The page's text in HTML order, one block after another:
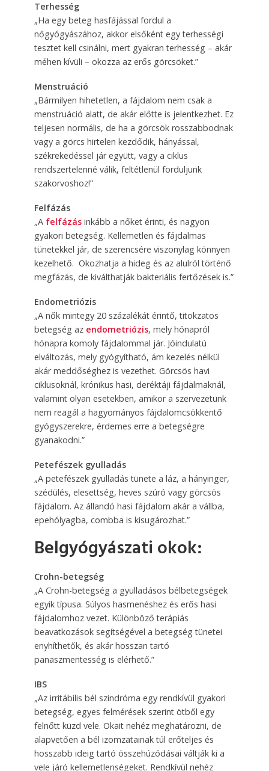
Terhesség
„Ha egy beteg hasfájással fordul a
nőgyógyászához, akkor elsőként egy terhességi
tesztet kell csinálni, mert gyakran terhesség – akár
méhen kívüli – okozza az erős görcsöket.”
Menstruáció
„Bármilyen hihetetlen, a fájdalom nem csak a
menstruáció alatt, de akár előtte is jelentkezhet. Ez
teljesen normális, de ha a görcsök rosszabbodnak
vagy a görcs hirtelen kezdődik, hányással,
székrekedéssel jár együtt, vagy a ciklus
rendszertelenné válik, feltétlenül forduljunk
szakorvoshoz!”
Felfázás
„A felfázásinkább a nőket érinti, és nagyon
gyakori betegség. Kellemetlen és fájdalmas
tünetekkel jár, de szerencsére viszonylag könnyen
kezelhető. Okozhatja a hideg és az alulról történő
megfázás, de kiválthatják bakteriális fertőzések is.”
Endometriózis
„A nők mintegy 20 százalékát érintő, titokzatos
betegség az endometriózis, mely hónapról
hónapra komoly fájdalommal jár. Jóindulatú
elváltozás, mely gyógyítható, ám kezelés nélkül
akár meddőséghez is vezethet. Görcsös havi
ciklusoknál, krónikus hasi, deréktáji fájdalmaknál,
valamint olyan esetekben, amikor a szervezetünk
nem reagál a hagyományos fájdalomcsökkentő
gyógyszerekre, érdemes erre a betegségre
gyanakodni.”
Petefészek gyulladás
„A petefészek gyulladás tünete a láz, a hányinger,
szédülés, elesettség, heves szúró vagy görcsös
fájdalom. Az állandó hasi fájdalom akár a vállba,
epehólyagba, combba is kisugározhat.”
Belgyógyászati okok:
Crohn-betegség
„A Crohn-betegség a gyulladásos bélbetegségek
egyik típusa. Súlyos hasmenéshez és erős hasi
fájdalomhoz vezet. Különböző terápiás
beavatkozások segítségével a betegség tünetei
enyhíthetők, és akár hosszan tartó
panaszmentesség is elérhető.”
IBS
„Az irritábilis bél szindróma egy rendkívül gyakori
betegség, egyes felmérések szerint ötből egy
felnőtt küzd vele. Okait nehéz meghatározni, de
alapvetően a bél izomzatainak túl erőteljes és
hosszabb ideig tartó összehúzódásai váltják ki a
vele járó kellemetlenségeket. Rendkívül nehéz